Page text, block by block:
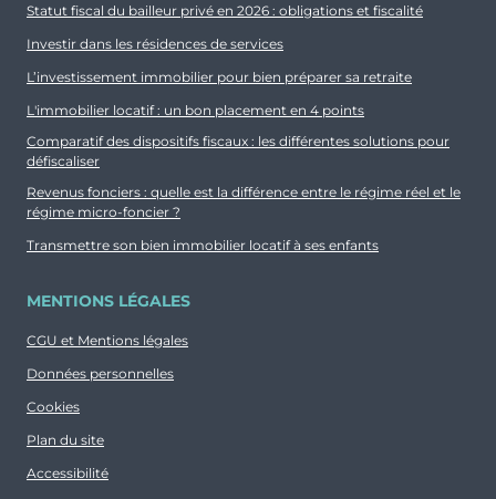
Statut fiscal du bailleur privé en 2026 : obligations et fiscalité
Investir dans les résidences de services
L’investissement immobilier pour bien préparer sa retraite
L'immobilier locatif : un bon placement en 4 points
Comparatif des dispositifs fiscaux : les différentes solutions pour
défiscaliser
Revenus fonciers : quelle est la différence entre le régime réel et le
régime micro-foncier ?
Transmettre son bien immobilier locatif à ses enfants
MENTIONS LÉGALES
CGU et Mentions légales
Données personnelles
Cookies
Plan du site
Accessibilité